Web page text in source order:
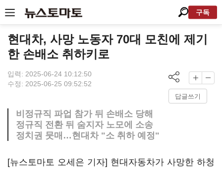
구독
현대차, 사망 노동자 70대 모친에 제기
한 손배소 취하키로
입력: 2025-06-24 10:12:50
수정: 2025-06-25 09:52:52
답글쓰기
비정규직 파업 참가 뒤 손배소 당해
정규직 전환 뒤 숨지자 노모에 소송
정치권 뭇매…현대차 "소 취하 예정"
[뉴스토마토 오세은 기자] 현대자동차가 사망한 하청